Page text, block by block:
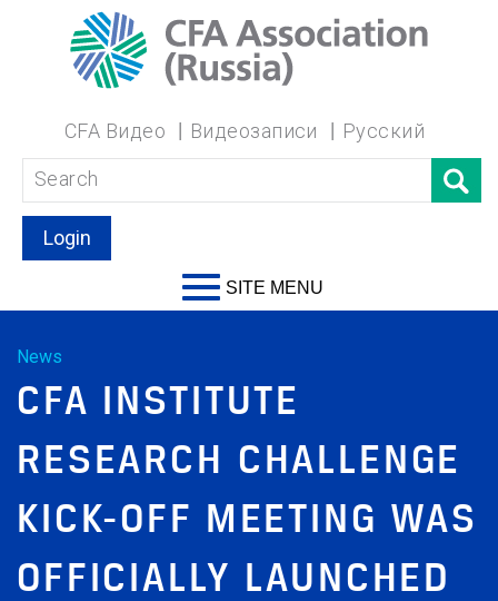
CFA Видео Видеозаписи Русский
Login
SITE MENU
News
CFA INSTITUTE
RESEARCH CHALLENGE
KICK-OFF MEETING WAS
OFFICIALLY LAUNCHED